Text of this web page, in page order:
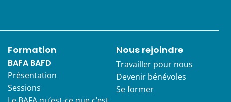
Formation
BAFA BAFD
Présentation
Sessions
Nous rejoindre
Travailler pour nous
Devenir bénévoles
Se former